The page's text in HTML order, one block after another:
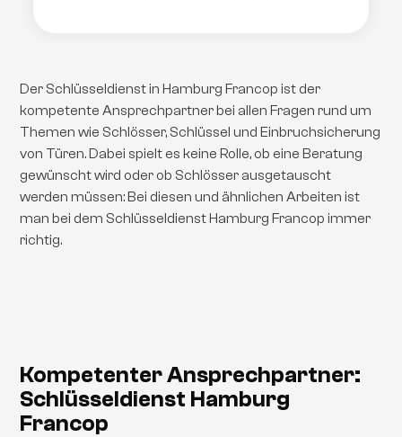
Der Schlüsseldienst in Hamburg Francop ist der
kompetente Ansprechpartner bei allen Fragen rund um
Themen wie Schlösser, Schlüssel und Einbruchsicherung
von Türen. Dabei spielt es keine Rolle, ob eine Beratung
gewünscht wird oder ob Schlösser ausgetauscht
werden müssen: Bei diesen und ähnlichen Arbeiten ist
man bei dem Schlüsseldienst Hamburg Francop immer
richtig.
Kompetenter Ansprechpartner:
Schlüsseldienst Hamburg
Francop